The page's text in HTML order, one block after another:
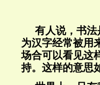
有人说，书
为汉字经常被用
场合可以看见这
持。这样的意思